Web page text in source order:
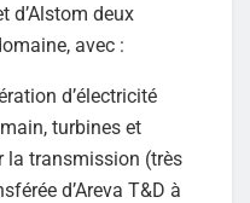
d’Alstom deux
avec :
d’électricité
turbines et
la transmission (très
d’Areva T&D à